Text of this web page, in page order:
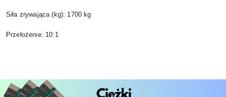
Siła zrywająca (kg): 1700 kg
Przełożenie: 10:1